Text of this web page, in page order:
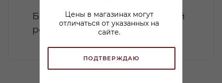
Цены в магазинах могут
отличаться от указанных на
сайте.
ПОДТВЕРЖДАЮ
Белый, золотой, тёмный: какой
ром раскроет ваш вкус?